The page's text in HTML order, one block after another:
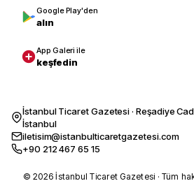
Google Play'den
alın
App Galeri ile
keşfedin
İstanbul Ticaret Gazetesi · Reşadiye
İstanbul
iletisim@istanbulticaretgazetesi.com
+90 212 467 65 15
© 2026 İstanbul Ticaret Gazetesi · Tüm